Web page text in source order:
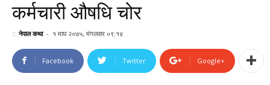
कर्मचारी औषधि चोर
:: नेपाल कथा - १ माघ २०७५, मंगलवार ०९:१४
Facebook Twitter Google+